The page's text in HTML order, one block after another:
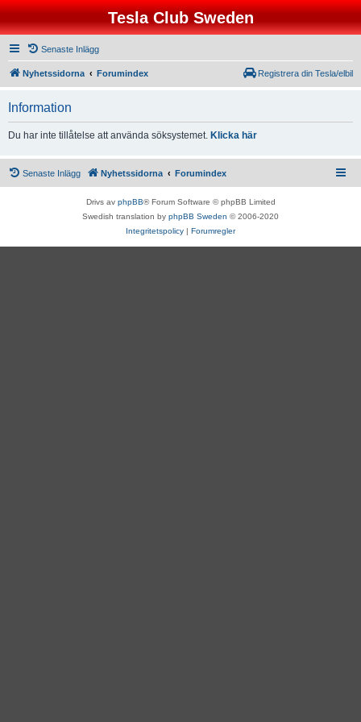
Tesla Club Sweden
Senaste Inlägg
Nyhetssidorna Forumindex Registrera din Tesla/elbil
Information
Du har inte tillåtelse att använda söksystemet. Klicka här
Senaste Inlägg Nyhetssidorna Forumindex
Drivs av phpBB® Forum Software © phpBB Limited
Swedish translation by phpBB Sweden © 2006-2020
Integritetspolicy | Forumregler